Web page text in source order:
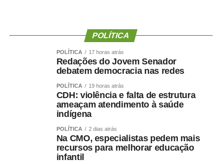
valorização do serviço público por meio de concursos
realizados com responsabilidade, transparência e
igualdade de oportunidades para todos os candidatos.
COMENTE ABAIXO:
WhatsApp
Facebook
Twitter
Messenger
LinkedIn
Share
POLÍTICA
POLÍTICA 17 horas atrás
Redações do Jovem Senador
debatem democracia nas redes
POLÍTICA 19 horas atrás
CDH: violência e falta de estrutura
ameaçam atendimento à saúde
indígena
POLÍTICA 2 dias atrás
Na CMO, especialistas pedem mais
recursos para melhorar educação
infantil